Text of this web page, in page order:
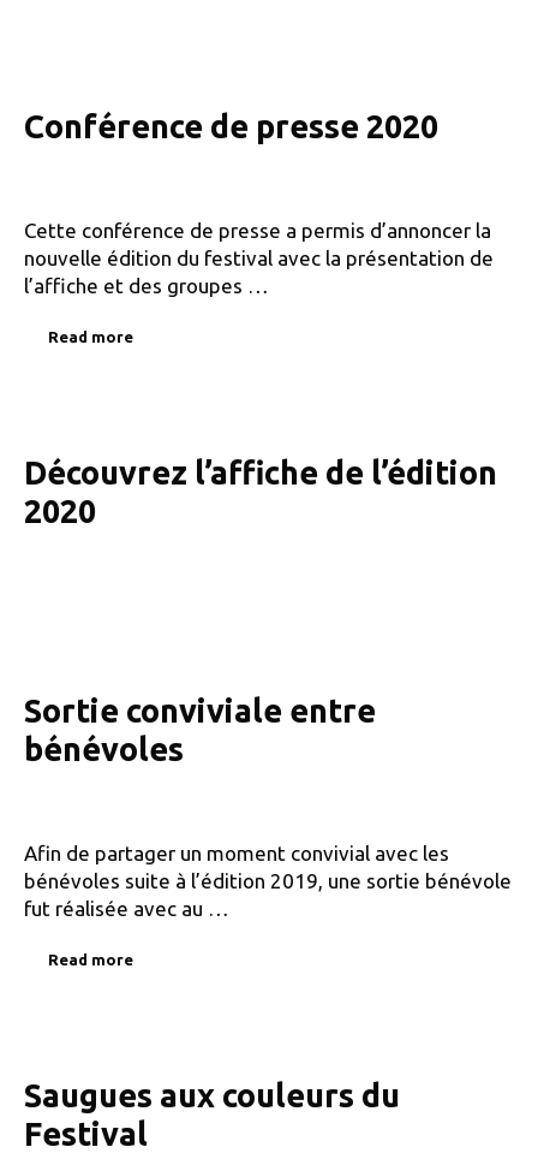
Conférence de presse 2020
Cette conférence de presse a permis d’annoncer la
nouvelle édition du festival avec la présentation de
l’affiche et des groupes …
Read more
Découvrez l’affiche de l’édition
2020
Sortie conviviale entre
bénévoles
Afin de partager un moment convivial avec les
bénévoles suite à l’édition 2019, une sortie bénévole
fut réalisée avec au …
Read more
Saugues aux couleurs du
Festival